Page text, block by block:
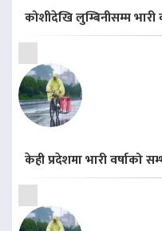
कोशीदेखि लुम्बिनीसम्म
केही प्रदेशमा भारी वर्षाको